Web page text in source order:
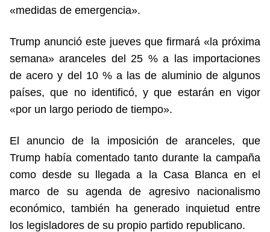
«medidas de emergencia».
Trump anunció este jueves que firmará «la próxima
semana» aranceles del 25 % a las importaciones
de acero y del 10 % a las de aluminio de algunos
países, que no identificó, y que estarán en vigor
«por un largo periodo de tiempo».
El anuncio de la imposición de aranceles, que
Trump había comentado tanto durante la campaña
como desde su llegada a la Casa Blanca en el
marco de su agenda de agresivo nacionalismo
económico, también ha generado inquietud entre
los legisladores de su propio partido republicano.